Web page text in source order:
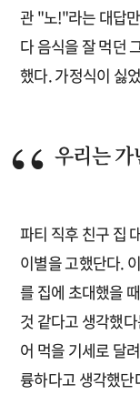
관 "노!"라는 대답
다 음식을 잘 먹던
했다. 가정식이 싫
우리는 가
파티 직후 친구 집
이별을 고했단다.
를 집에 초대했을
것 같다고 생각했
어 먹을 기세로 달
륭하다고 생각했단